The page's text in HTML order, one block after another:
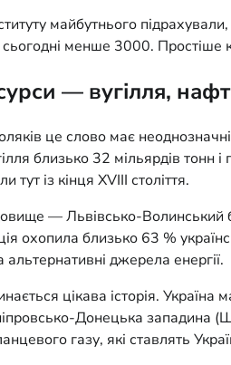
майбутнього
менше 3000. Простіше
— вугілля,
це слово має
близько 32 мільярдів тонн
із кінця XVIII століття.
— Львівсько-Волинський
охопила близько 63 %
джерела енергії.
цікава історія.
Донецька западина
газу, які ставлять